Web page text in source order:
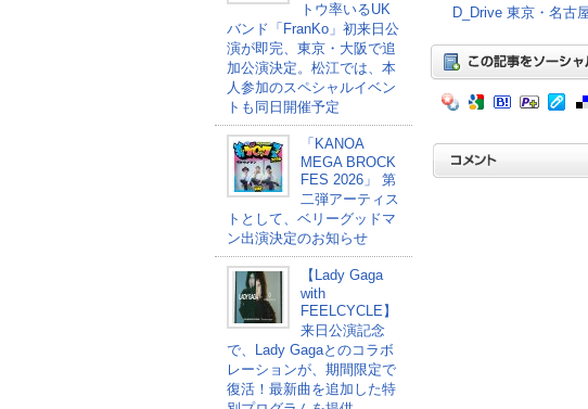
トウ率いるUK
バンド「FranKo」初来日公
演が即完、東京・大阪で追
加公演決定。松江では、本
人参加のスペシャルイベン
トも同日開催予定
「KANOA
MEGA BROCK
FES 2026」 第
二弾アーティス
トとして、ベリーグッドマ
ン出演決定のお知らせ
【Lady Gaga
with
FEELCYCLE】
来日公演記念
で、Lady Gagaとのコラボ
レーションが、期間限定で
復活！最新曲を追加した特
D_Drive 東京・名古